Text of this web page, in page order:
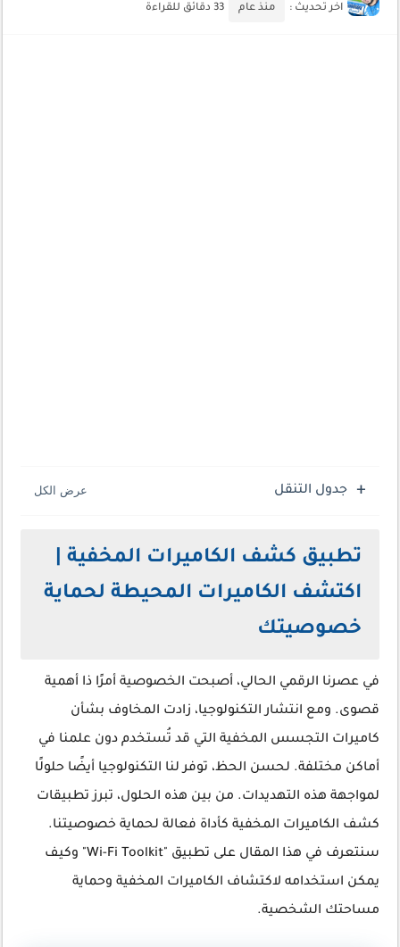
اخر تحديث : منذ عام 33 دقائق للقراءة
جدول التنقل
تطبيق كشف الكاميرات المخفية |
اكتشف الكاميرات المحيطة لحماية
خصوصيتك
في عصرنا الرقمي الحالي، أصبحت الخصوصية أمرًا ذا أهمية
قصوى. ومع انتشار التكنولوجيا، زادت المخاوف بشأن
كاميرات التجسس المخفية التي قد تُستخدم دون علمنا في
أماكن مختلفة. لحسن الحظ، توفر لنا التكنولوجيا أيضًا حلولًا
لمواجهة هذه التهديدات. من بين هذه الحلول، تبرز تطبيقات
كشف الكاميرات المخفية كأداة فعالة لحماية خصوصيتنا.
سنتعرف في هذا المقال على تطبيق "Wi-Fi Toolkit" وكيف
يمكن استخدامه لاكتشاف الكاميرات المخفية وحماية
مساحتك الشخصية.